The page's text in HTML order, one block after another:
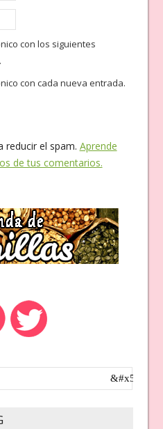
con los siguientes
con cada nueva entrada.
reducir el spam. Aprende
de tus comentarios.